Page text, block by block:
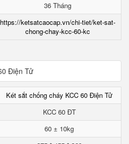
36 Tháng
https://ketsatcaocap.vn/chi-tiet/ket-sat-
chong-chay-kcc-60-kc
Két sắt chống cháy KCC 60 Điện Tử
KCC 60 ĐT
60 ± 10kg